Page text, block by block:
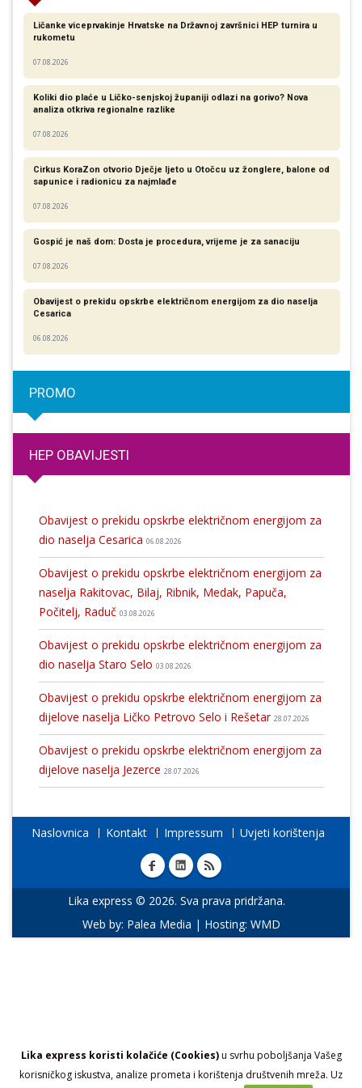
Lika express koristi kolačiće (Cookies)u svrhu poboljšanja Vašeg
korisničkog iskustva, analize prometa i korištenja društvenih mreža. Uz
Ličanke viceprvakinje Hrvatske na Državnoj završnici HEP turnira u
rukometu
07.08.2026
Koliki dio plaće u Ličko-senjskoj županiji odlazi na gorivo? Nova
analiza otkriva regionalne razlike​
07.08.2026
Cirkus KoraZon otvorio Dječje ljeto u Otočcu uz žonglere, balone od
sapunice i radionicu za najmlađe
07.08.2026
Gospić je naš dom: Dosta je procedura, vrijeme je za sanaciju
07.08.2026
Obavijest o prekidu opskrbe električnom energijom za dio naselja
Cesarica
06.08.2026
PROMO
HEP OBAVIJESTI
Obavijest o prekidu opskrbe električnom energijom za
dio naselja Cesarica 06.08.2026
Obavijest o prekidu opskrbe električnom energijom za
naselja Rakitovac, Bilaj, Ribnik, Medak, Papuča,
Počitelj, Raduč 03.08.2026
Obavijest o prekidu opskrbe električnom energijom za
dio naselja Staro Selo 03.08.2026
Obavijest o prekidu opskrbe električnom energijom za
dijelove naselja Ličko Petrovo Selo i Rešetar 28.07.2026
Obavijest o prekidu opskrbe električnom energijom za
dijelove naselja Jezerce 28.07.2026
Naslovnica Kontakt Impressum Uvjeti korištenja
Lika express © 2026. Sva prava pridržana.
Web by: Palea Media | Hosting: WMD